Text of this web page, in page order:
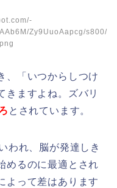
Zy9UuoAapcg/s800/
、「いつからしつけ
きますよね。ズバリ
とされています。
われ、脳が発達しき
めるのに最適とされ
よって差はあります